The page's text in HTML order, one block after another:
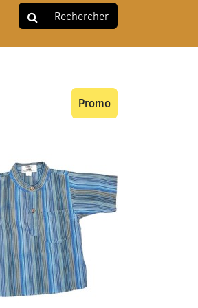
Rechercher
Promo